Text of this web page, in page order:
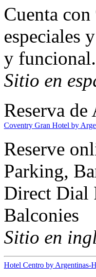
Cuenta
especiales
y
Sitio en
Reserva
Coventry Gran Hotel by
Reserve
Parking,
Direct Dial
Balconies
Sitio en
Hotel Centro by Argentinas-